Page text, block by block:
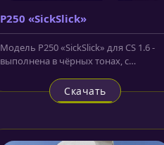
P250 «SickSlick»
Модель P250 «SickSlick» для CS 1.6 -
выполнена в чёрных тонах, с
Скачать